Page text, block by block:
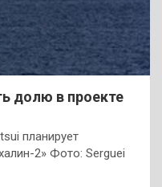
долю в проекте
планирует
2» Фото: Serguei